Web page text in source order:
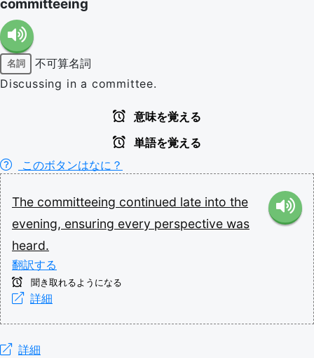
committeeing
名詞
不可算名詞
Discussing in a committee.
意味を覚える
単語を覚える
このボタンはなに？
The committeeing continued late into the
evening, ensuring every perspective was
heard.
翻訳する
聞き取れるようになる
詳細
詳細